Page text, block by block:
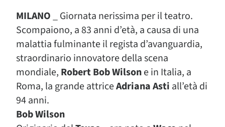
MILANO_ Giornata nerissima per il teatro.
Scompaiono, a 83 anni d’età, a causa di una
malattia fulminante il regista d’avanguardia,
straordinario innovatore della scena
mondiale, RobertBob Wilsone in Italia, a
Roma, la grande attriceAdriana Asti all’età di
94 anni.
Bob Wilson